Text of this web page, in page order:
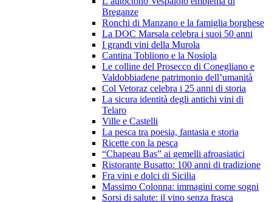
Breganze
Ronchi di Manzano e la famiglia borghese
La DOC Marsala celebra i suoi 50 anni
I grandi vini della Murola
Cantina Tobliono e la Nosiola
Le colline del Prosecco di Conegliano e
Valdobbiadene patrimonio dell’umanità
Col Vetoraz celebra i 25 anni di storia
La sicura identità degli antichi vini di
Telaro
Ville e Castelli
La pesca tra poesia, fantasia e storia
Ricette con la pesca
“Chapeau Bas” ai gemelli afroasiatici
Ristorante Busatto: 100 anni di tradizione
Fra vini e dolci di Sicilia
Massimo Colonna: immagini come sogni
Sorsi di salute: il vino senza frasca